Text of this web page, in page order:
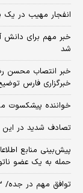
انفجار مهیب در یک
خبر مهم برای دانش
شد
خبر انتصاب محسن
خبرگزاری فارس
خواننده پیشکسوت
تصادف شدید در این محور/ ۴ نفر
پیش‌بینی منابع
حمله به یک عضو ناتو
توافق مهم در جده/ ۳ کشور منطقه توافقنامه نظامی امضا می‌کنند